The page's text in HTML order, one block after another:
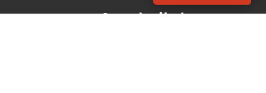
VORES Frederikshavn